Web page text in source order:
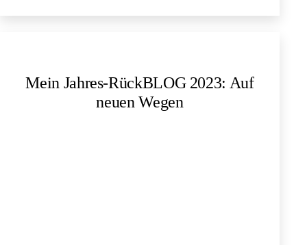
mit
Mein Jahres-RückBLOG 2023: Auf
neuen Wegen